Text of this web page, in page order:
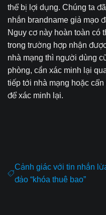
thể bị lợi dụng. Chúng ta
nhắn brandname giả mạo
Nguy cơ này hoàn toàn có
trong trường hợp nhận
nhà mạng thì người dùng
phòng, cần xác minh lại
tiếp tới nhà mạng hoặc
để xác minh lại.
Cảnh giác với tin nhắn
đảo “khóa thuê bao”